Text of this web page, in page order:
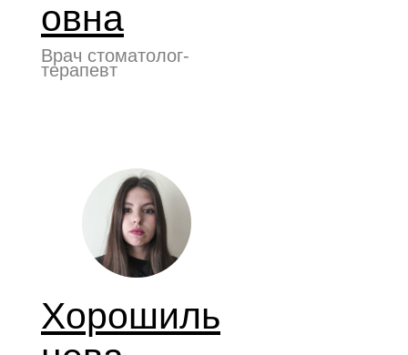
овна
Врач стоматолог-
терапевт
Хорошиль